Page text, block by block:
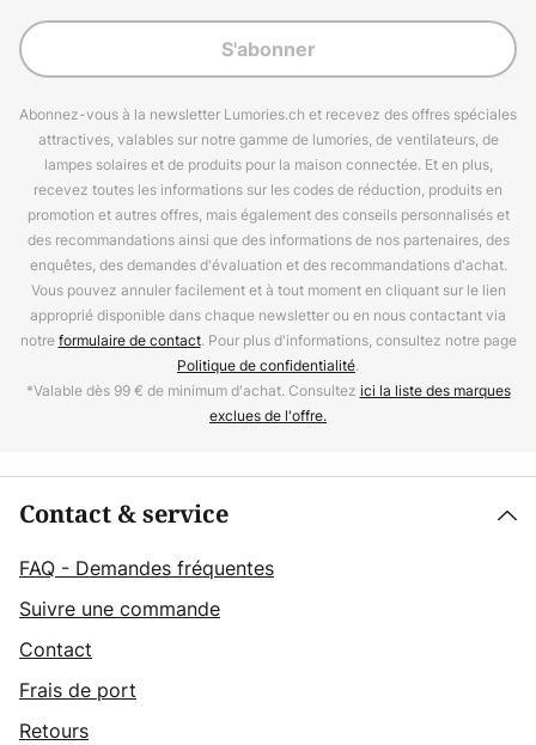
S'abonner
Abonnez-vous à la newsletter Lumories.ch et recevez des offres spéciales
attractives, valables sur notre gamme de lumories, de ventilateurs, de
lampes solaires et de produits pour la maison connectée. Et en plus,
recevez toutes les informations sur les codes de réduction, produits en
promotion et autres offres, mais également des conseils personnalisés et
des recommandations ainsi que des informations de nos partenaires, des
enquêtes, des demandes d'évaluation et des recommandations d'achat.
Vous pouvez annuler facilement et à tout moment en cliquant sur le lien
approprié disponible dans chaque newsletter ou en nous contactant via
notreformulaire de contact. Pour plus d'informations, consultez notre page
Politique de confidentialité.
*Valable dès 99 € de minimum d'achat. Consultez ici la liste des marques
exclues de l'offre.
Contact & service
FAQ - Demandes fréquentes
Suivre une commande
Contact
Frais de port
Retours